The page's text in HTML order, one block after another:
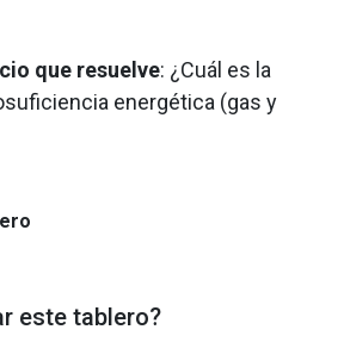
que resuelve: ¿Cuál es la
energética (gas y
este tablero?